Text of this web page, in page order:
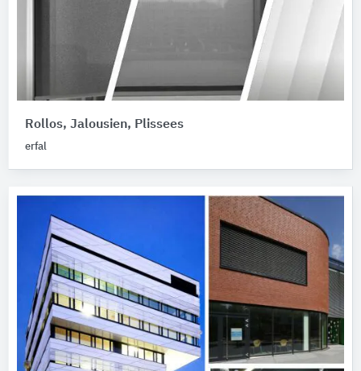
Rollos, Jalousien, Plissees
erfal